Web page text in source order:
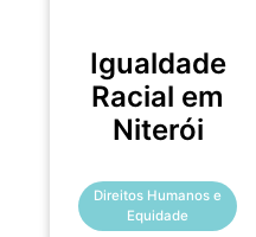
Igualdade
Racial em
Niterói
Direitos Humanos e
Equidade